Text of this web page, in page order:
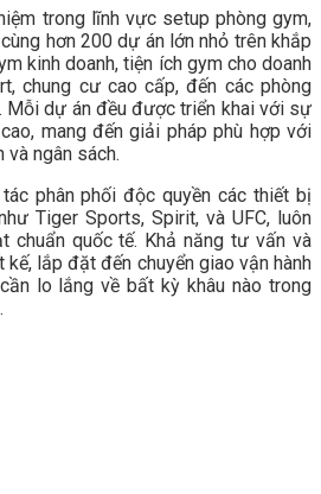
trong lĩnh vực setup phòng gym,
hơn 200 dự án lớn nhỏ trên khắp
kinh doanh, tiện ích gym cho doanh
chung cư cao cấp, đến các phòng
Mỗi dự án đều được triển khai với sự
mang đến giải pháp phù hợp với
và ngân sách.
phân phối độc quyền các thiết bị
Tiger Sports, Spirit, và UFC, luôn
chuẩn quốc tế. Khả năng tư vấn và
lắp đặt đến chuyển giao vận hành
lo lắng về bất kỳ khâu nào trong